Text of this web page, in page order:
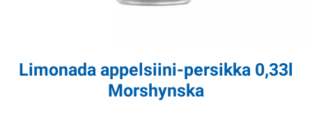
Limonada appelsiini-persikka 0,33l
Morshynska